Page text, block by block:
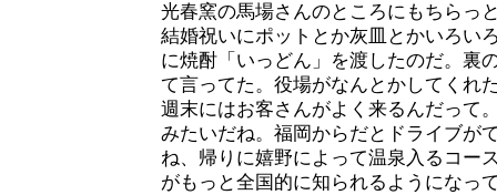
光春窯の馬場さんのところにもちらっ
結婚祝いにポットとか灰皿とかいろい
に焼酎「いっどん」を渡したのだ。裏
て言ってた。役場がなんとかしてくれ
週末にはお客さんがよく来るんだって
みたいだね。福岡からだとドライブが
ね、帰りに嬉野によって温泉入るコー
がもっと全国的に知られるようになっ